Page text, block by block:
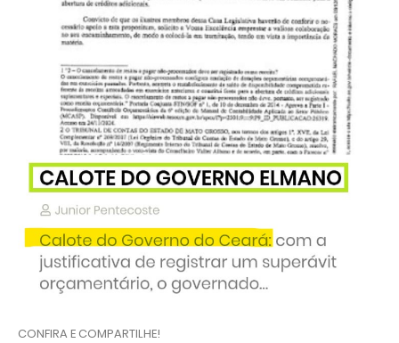
CONFIRA E COMPARTILHE!